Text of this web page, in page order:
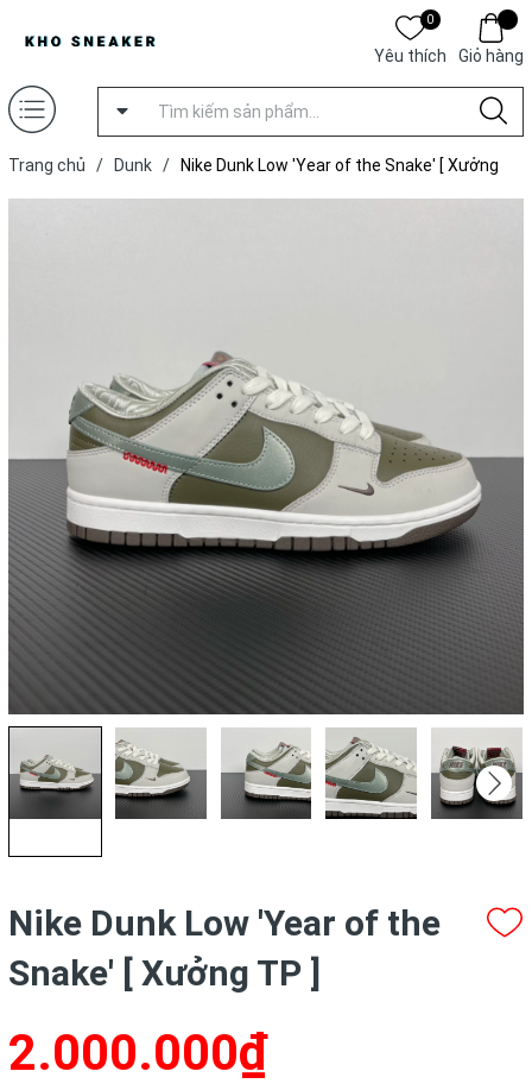
0
Yêu thích Giỏ hàng
Trang chủ / Dunk /
Nike Dunk Low 'Year of the Snake' [ Xưởng
Nike Dunk Low 'Year of the
Snake' [ Xưởng TP ]
2.000.000₫